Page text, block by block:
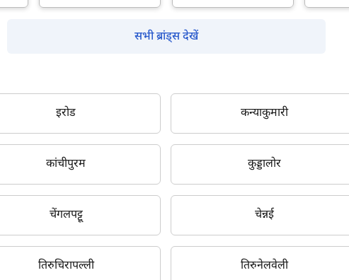
सभी ब्रांड्स देखें
इरोड कन्याकुमारी
कांचीपुरम कुड्डालोर
चेंगलपट्टू चेन्नई
तिरुचिरापल्ली तिरुनेलवेली
क्या आप बिना फॉर्म भरे जाना चाहते हैं?
इसे पूरा करने में 30 सेकंड से भी कम समय लगेगा।
नहीं, धन्यवाद